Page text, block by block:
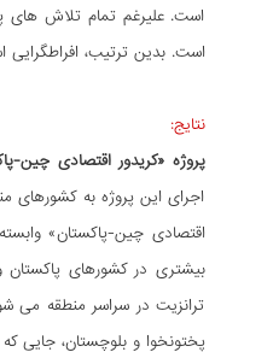
است. علیرغم تمام تلاش های
است. بدین ترتیب،
نتایج:
پروژه «کریدور اقتصادی چین-
اجرای این پروژه به کشورهای
اقتصادی چین-پاکستان»
بیشتری در کشورهای پاکستان
ترانزیت در سراسر منطقه می
پختونخوا و بلوچستان، جایی